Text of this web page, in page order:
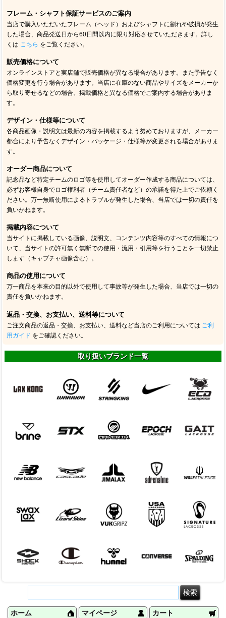
フレーム・シャフト保証サービスのご案内
当店で購入いただいたフレーム（ヘッド）およびシャフトに割れや破損が発生
した場合、商品発送日から60日間以内に限り対応させていただきます。詳し
くは こちら をご覧ください。
販売価格について
オンラインストアと実店舗で販売価格が異なる場合があります。また予告なく
価格変更を行う場合があります。当店に在庫のない商品やサイズをメーカーか
ら取り寄せるなどの場合、掲載価格と異なる価格でご案内する場合がありま
す。
デザイン・仕様等について
各商品画像・説明文は最新の内容を掲載するよう努めておりますが、メーカー
都合により予告なくデザイン・パッケージ・仕様等が変更される場合がありま
す。
オーダー商品について
記念品など特定チームのロゴ等を使用してオーダー作成する商品については、
必ずお客様自身でロゴ権利者（チーム責任者など）の承諾を得た上でご依頼く
ださい。万一無断使用によるトラブルが発生した場合、当店では一切の責任を
負いかねます。
掲載内容について
当サイトに掲載している画像、説明文、コンテンツ内容等のすべての情報につ
いて、当サイトの許可無く無断での使用・流用・引用等を行うことを一切禁止
します（キャプチャ画像含む）。
商品の使用について
万一商品を本来の目的以外で使用して事故等が発生した場合、当店では一切の
責任を負いかねます。
返品・交換、お支払い、送料等について
ご注文商品の返品・交換、お支払い、送料など当店のご利用については ご利
用ガイド をご確認ください。
取り扱いブランド一覧
ホーム マイページ カート